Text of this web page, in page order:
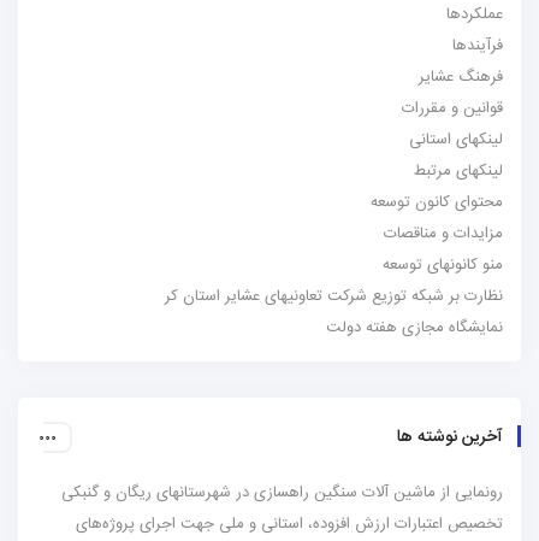
عملکردها
فرآیندها
فرهنگ عشایر
قوانین و مقررات
لینکهای استانی
لینکهای مرتبط
محتوای کانون توسعه
مزایدات و مناقصات
منو کانونهای توسعه
نظارت بر شبکه توزیع شرکت تعاونیهای عشایر استان کر
نمایشگاه مجازی هفته دولت
آخرین نوشته ها
رونمایی از ماشین آلات سنگین راهسازی در شهرستانهای ریگان و گنبکی
تخصیص اعتبارات ارزش افزوده، استانی و ملی جهت اجرای پروژه‌های